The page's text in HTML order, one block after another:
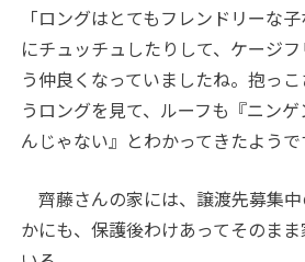
「ロングはとてもフレンドリーな
にチュッチュしたりして、ケージ
う仲良くなっていましたね。抱っ
うロングを見て、ルーフも『ニン
んじゃない』とわかってきたようで
齊藤さんの家には、譲渡先募集
かにも、保護後わけあってそのま